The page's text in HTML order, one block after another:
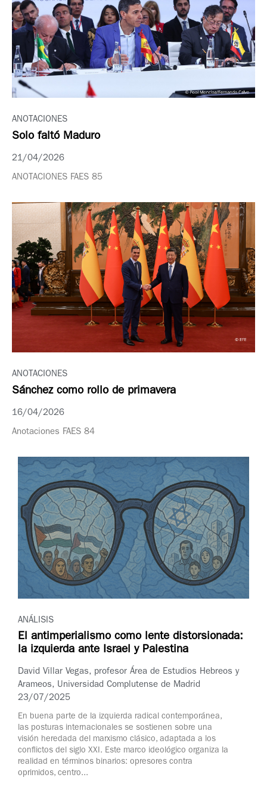
ANOTACIONES
Solo faltó Maduro
21/04/2026
ANOTACIONES FAES 85
ANOTACIONES
Sánchez como rollo de primavera
16/04/2026
Anotaciones FAES 84
ANÁLISIS
El antimperialismo como lente distorsionada:
la izquierda ante Israel y Palestina
David Villar Vegas, profesor Área de Estudios Hebreos y
Arameos, Universidad Complutense de Madrid
23/07/2025
En buena parte de la izquierda radical contemporánea,
las posturas internacionales se sostienen sobre una
visión heredada del marxismo clásico, adaptada a los
conflictos del siglo XXI. Este marco ideológico organiza la
realidad en términos binarios: opresores contra
oprimidos, centro...